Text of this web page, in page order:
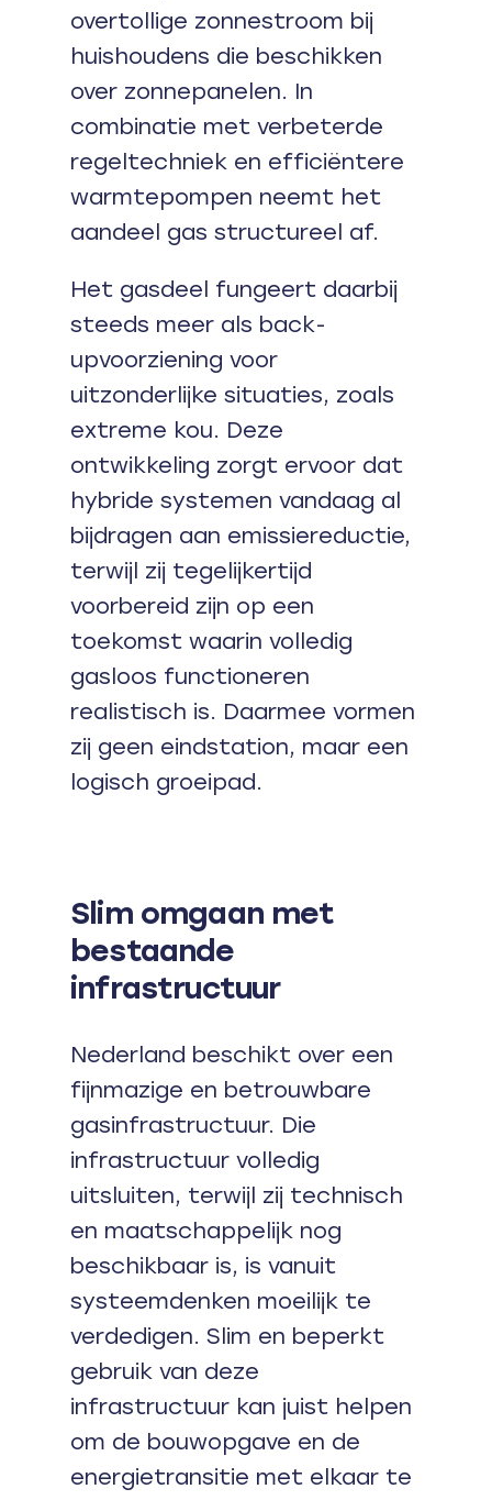
overtollige zonnestroom bij
huishoudens die beschikken
over zonnepanelen. In
combinatie met verbeterde
regeltechniek en efficiëntere
warmtepompen neemt het
aandeel gas structureel af.
Het gasdeel fungeert daarbij
steeds meer als back-
upvoorziening voor
uitzonderlijke situaties, zoals
extreme kou. Deze
ontwikkeling zorgt ervoor dat
hybride systemen vandaag al
bijdragen aan emissiereductie,
terwijl zij tegelijkertijd
voorbereid zijn op een
toekomst waarin volledig
gasloos functioneren
realistisch is. Daarmee vormen
zij geen eindstation, maar een
logisch groeipad.
Slim omgaan met
bestaande
infrastructuur
Nederland beschikt over een
fijnmazige en betrouwbare
gasinfrastructuur. Die
infrastructuur volledig
uitsluiten, terwijl zij technisch
en maatschappelijk nog
beschikbaar is, is vanuit
systeemdenken moeilijk te
verdedigen. Slim en beperkt
gebruik van deze
infrastructuur kan juist helpen
om de bouwopgave en de
energietransitie met elkaar te